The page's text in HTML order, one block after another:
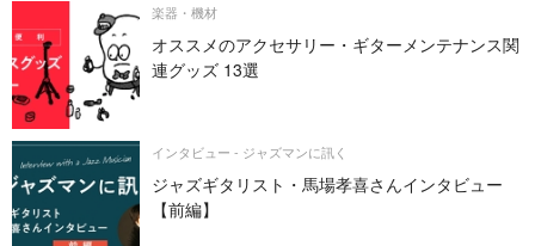
楽器・機材
オススメのアクセサリー・ギターメンテナンス関
連グッズ 13選
インタビュー - ジャズマンに訊く
ジャズギタリスト・馬場孝喜さんインタビュー
【前編】